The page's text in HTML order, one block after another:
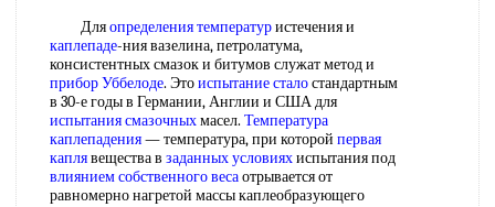
Дляопределения температуристечения и
каплепаде-ния вазелина, петролатума,
консистентных смазок и битумов служат метод и
прибор Уббелоде. Этоиспытание сталостандартным
в 30-е годы в Германии, Англии и США для
испытания смазочныхмасел. Температура
каплепадения— температура, при которой первая
каплявещества в заданных условияхиспытания под
влиянием собственного весаотрывается от
равномерно нагретой массы каплеобразующего